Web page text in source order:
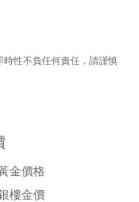
性不負任何責任，請謹慎
金價格
樓金價